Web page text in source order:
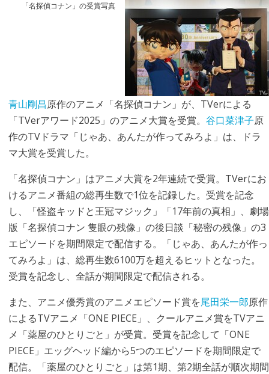
「名探偵コナン」の受賞写真
青山剛昌原作のアニメ「名探偵コナン」が、TVerによる
「TVerアワード2025」のアニメ大賞を受賞。 谷口菜津子原
作のTVドラマ「じゃあ、あんたが作ってみろよ」は、ドラ
マ大賞を受賞した。
「名探偵コナン」はアニメ大賞を2年連続で受賞。TVerにお
けるアニメ番組の総再生数で1位を記録した。受賞を記念
し、「怪盗キッドと王冠マジック」「17年前の真相」、劇場
版「名探偵コナン 隻眼の残像」の後日談「秘密の残像」の3
エピソードを期間限定で配信する。「じゃあ、あんたが作っ
てみろよ」は、総再生数6100万を超えるヒットとなった。
受賞を記念し、全話が期間限定で配信される。
また、アニメ優秀賞のアニメエピソード賞を尾田栄一郎原作
によるTVアニメ「ONE PIECE」、クールアニメ賞をTVアニ
メ「薬屋のひとりごと」が受賞。受賞を記念して「ONE
PIECE」エッグヘッド編から5つのエピソードを期間限定で
配信。「薬屋のひとりごと」は第1期、第2期全話が順次期間